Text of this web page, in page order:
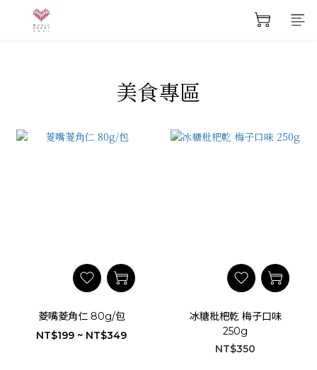
美食專區
菱嘴菱角仁 80g/包
NT$199 ~ NT$349
冰糖枇杷乾 梅子口味
250g
NT$350